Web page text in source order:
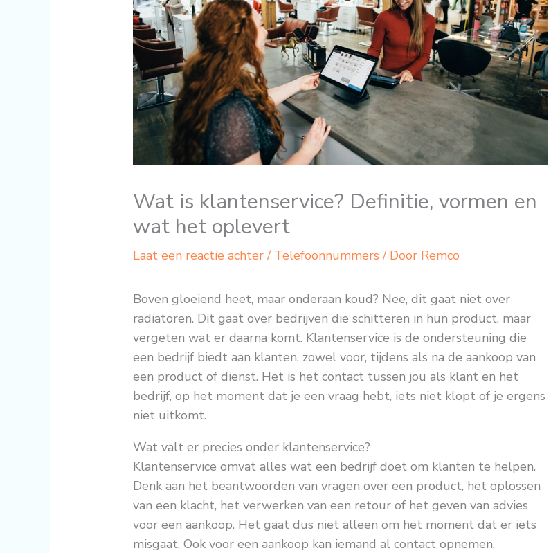
Wat is klantenservice? Definitie, vormen en
wat het oplevert
Laat een reactie achter / Telefoonnummers / Door Remco
Boven gloeiend heet, maar onderaan koud? Nee, dit gaat niet over
radiatoren. Dit gaat over bedrijven die schitteren in hun product, maar
vergeten wat er daarna komt. Klantenservice is de ondersteuning die
een bedrijf biedt aan klanten, zowel voor, tijdens als na de aankoop van
een product of dienst. Het is het contact tussen jou als klant en het
bedrijf, op het moment dat je een vraag hebt, iets niet klopt of je ergens
niet uitkomt.
Wat valt er precies onder klantenservice?
Klantenservice omvat alles wat een bedrijf doet om klanten te helpen.
Denk aan het beantwoorden van vragen over een product, het oplossen
van een klacht, het verwerken van een retour of het geven van advies
voor een aankoop. Het gaat dus niet alleen om het moment dat er iets
misgaat. Ook voor een aankoop kan iemand al contact opnemen,